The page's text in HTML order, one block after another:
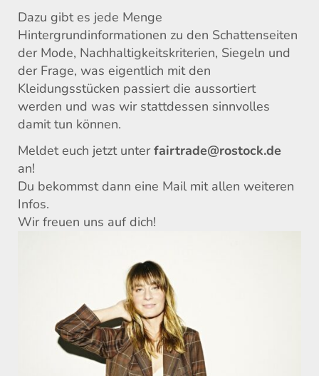
Dazu gibt es jede Menge
Hintergrundinformationen zu den Schattenseiten
der Mode, Nachhaltigkeitskriterien, Siegeln und
der Frage, was eigentlich mit den
Kleidungsstücken passiert die aussortiert
werden und was wir stattdessen sinnvolles
damit tun können.
Meldet euch jetzt unterfairtrade@rostock.de
an!
Du bekommst dann eine Mail mit allen weiteren
Infos.
Wir freuen uns auf dich!